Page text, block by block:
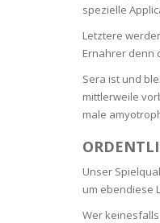
spezielle
Letztere
Ernahrer denn
Sera ist und
mittlerweile
male
Unser
um ebendiese
Wer